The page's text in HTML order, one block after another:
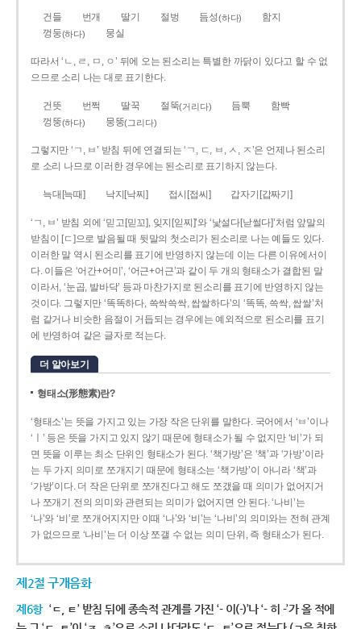
건들 번개 딸기 절벙 듬성(하다)
함지
껑둥(하다) 뭉실
따라서 ‘ㄴ, ㄹ, ㅁ, ㅇ’ 뒤에 오는 된소리는 특별한 까닭이 있다고 할 수 없
으므로 소리 나는 대로 표기한다.
건뜻 번쩍 딸꾹 절뚝(거리다) 듬뿍
함빡
껑뚱(하다) 뭉뚱(그리다)
그렇지만 ‘ㄱ, ㅂ’ 받침 뒤에 연결되는 ‘ㄱ, ㄷ, ㅂ, ㅅ, ㅈ’은 언제나 된소리
로 소리 나므로 이러한 경우에는 된소리로 표기하지 않는다.
늑대[늑때] 낙지[낙찌] 접시[접씨] 갑자기[갑짜기]
‘ㄱ, ㅂ’ 받침 외에 ‘믿고[믿꼬], 잊지[읻찌]’와 ‘낯설다[낟썰다]’처럼 앞말의
받침이 [ㄷ]으로 발음될 때 뒷말의 첫소리가 된소리로 나는 예들도 있다.
이러한 말 역시 된소리를 표기에 반영하지 않는데 이는 다른 이유에서이
다. 이들은 ‘어간+어미’, ‘어근+어근’과 같이 두 개의 형태소가 결합된 말
이라서, ‘눈곱, 발바닥’ 등과 마찬가지로 된소리를 표기에 반영하지 않는
것이다. 그렇지만 ‘똑똑하다, 쓱싹쓱싹, 쌉쌀하다’의 ‘똑똑, 쓱싹, 쌉쌀’처
럼 같거나 비슷한 음절이 거듭되는 경우에는 예외적으로 된소리를 표기
에 반영하여 같은 글자로 적는다.
더 알아보기
형태소(形態素)란?
‘형태소’는 뜻을 가지고 있는 가장 작은 단위를 말한다. 국어에서 ‘ㅂ’이나
‘ㅣ’ 등은 뜻을 가지고 있지 않기 때문에 형태소가 될 수 없지만 ‘비’가 되
면 뜻을 이루는 최소 단위인 형태소가 된다. ‘책가방’은 ‘책’과 ‘가방’이라
는 두 가지 의미로 쪼개지기 때문에 형태소는 ‘책가방’이 아니라 ‘책’과
‘가방’이다. 더 작은 단위로 쪼개진다고 해도 쪼갰을 때 의미가 없어지거
나 쪼개기 전의 의미와 관련되는 의미가 없어지면 안 된다. ‘나비’는
‘나’와 ‘비’로 쪼개어지지만 이때 ‘나’와 ‘비’는 ‘나비’의 의미와는 전혀 관계
가 없으므로 ‘나비’는 더 이상 쪼갤 수 없는 의미 단위, 즉 형태소가 된다.
제2절 구개음화
제6항 ‘ㄷ, ㅌ’ 받침 뒤에 종속적 관계를 가진 ‘- 이(-)’나 ‘- 히 -’가 올 적에